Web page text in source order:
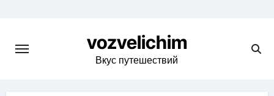
content
vozvelichim
Вкус путешествий